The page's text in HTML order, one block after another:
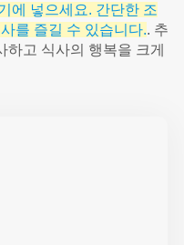
에 넣으세요. 간단한 조
를 즐길 수 있습니다.. 추
고 식사의 행복을 크게